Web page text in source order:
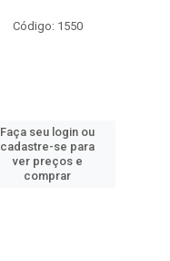
Código: 1550
Faça seu login ou
cadastre-se para
ver preços e
comprar